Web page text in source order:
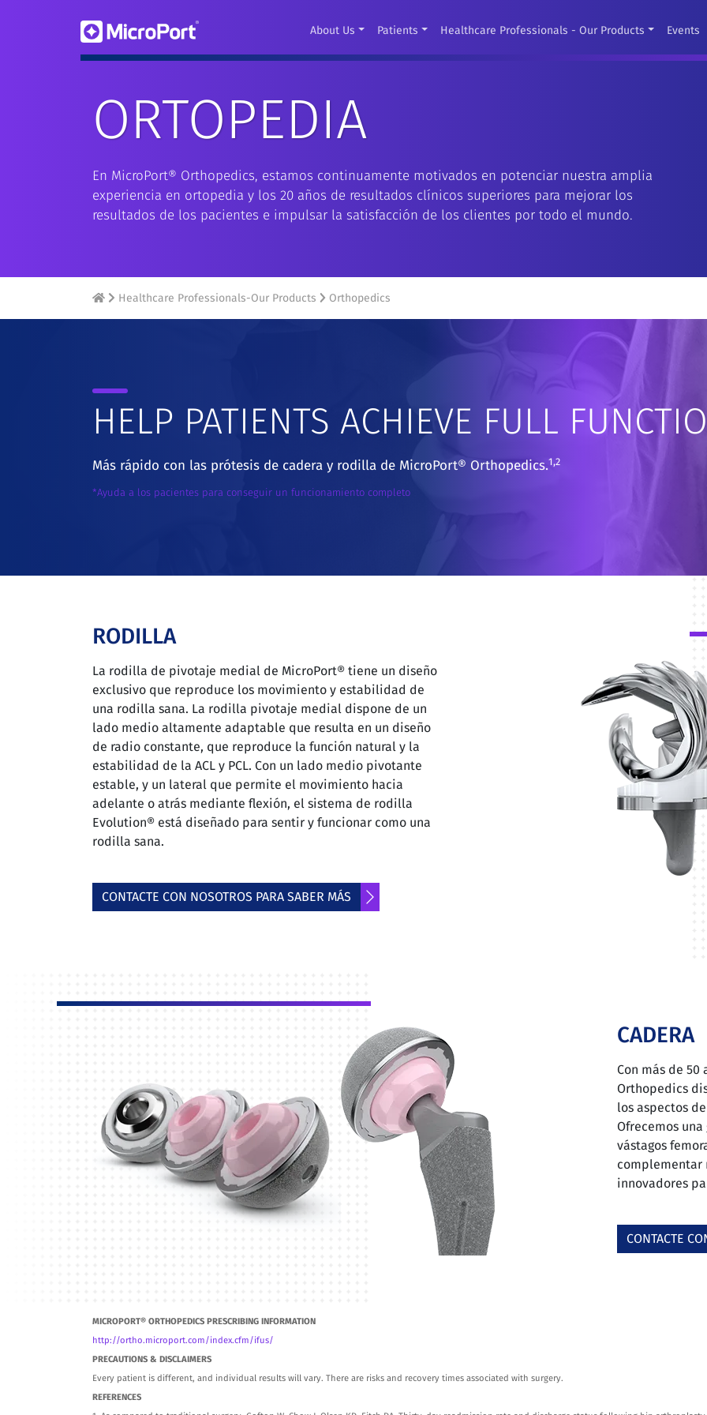
About Us Patients Healthcare Professionals - Our Products Events
ORTOPEDIA
En MicroPort® Orthopedics, estamos continuamente motivados en potenciar nuestra amplia
experiencia en ortopedia y los 20 años de resultados clínicos superiores para mejorar los
resultados de los pacientes e impulsar la satisfacción de los clientes por todo el mundo.
Healthcare Professionals-Our Products Orthopedics
HELP PATIENTS ACHIEVE FULL
Más rápido con las prótesis de cadera y rodilla de MicroPort® Orthopedics.1,2
*Ayuda a los pacientes para conseguir un funcionamiento completo
RODILLA
La rodilla de pivotaje medial de MicroPort® tiene un diseño
exclusivo que reproduce los movimiento y estabilidad de
una rodilla sana. La rodilla pivotaje medial dispone de un
lado medio altamente adaptable que resulta en un diseño
de radio constante, que reproduce la función natural y la
estabilidad de la ACL y PCL. Con un lado medio pivotante
estable, y un lateral que permite el movimiento hacia
adelante o atrás mediante flexión, el sistema de rodilla
Evolution® está diseñado para sentir y funcionar como una
rodilla sana.
CONTACTE CON NOSOTROS PARA SABER MÁS
CADERA
Con más de
Orthopedics
los aspectos
Ofrecemos
vástagos
complementar
innovadores
CONTACTE
MICROPORT® ORTHOPEDICS PRESCRIBING INFORMATION
http://ortho.microport.com/index.cfm/ifus/
PRECAUTIONS & DISCLAIMERS
Every patient is different, and individual results will vary. There are risks and recovery times associated with surgery.
REFERENCES